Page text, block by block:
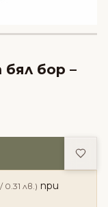
бор –
0.31 лв.) при